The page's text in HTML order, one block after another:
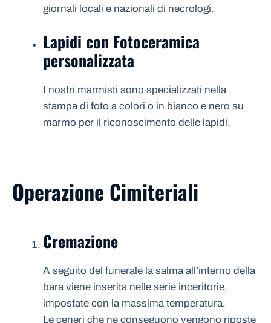
giornali locali e nazionali di necrologi.
Lapidi con Fotoceramica
personalizzata
I nostri marmisti sono specializzati nella
stampa di foto a colori o in bianco e nero su
marmo per il riconoscimento delle lapidi.
Operazione Cimiteriali
Cremazione
A seguito del funerale la salma all’interno della
bara viene inserita nelle serie inceritorie,
impostate con la massima temperatura.
Le ceneri che ne conseguono vengono riposte